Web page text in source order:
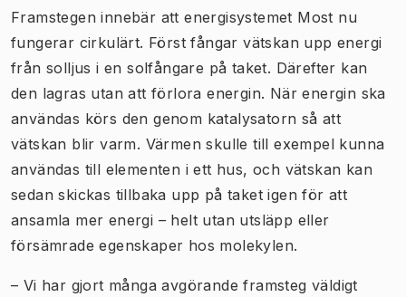
Framstegen innebär att energisystemet Most nu
fungerar cirkulärt. Först fångar vätskan upp energi
från solljus i en solfångare på taket. Därefter kan
den lagras utan att förlora energin. När energin ska
användas körs den genom katalysatorn så att
vätskan blir varm. Värmen skulle till exempel kunna
användas till elementen i ett hus, och vätskan kan
sedan skickas tillbaka upp på taket igen för att
ansamla mer energi – helt utan utsläpp eller
försämrade egenskaper hos molekylen.
– Vi har gjort många avgörande framsteg väldigt